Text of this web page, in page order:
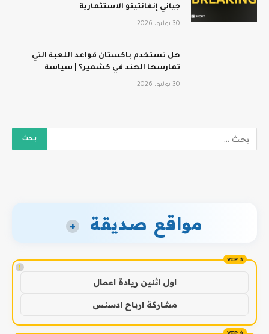
جياني إنفانتينو الاستثمارية
30 يوليو، 2026
هل تستخدم باكستان قواعد اللعبة التي
تمارسها الهند في كشمير؟ | سياسة
30 يوليو، 2026
مواقع صديقة +
!
اول اثنين ريادة اعمال
مشاركة ارباح ادسنس